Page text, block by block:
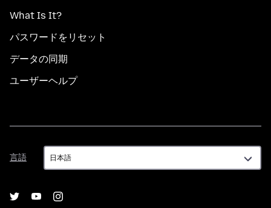
What Is It?
パスワードをリセット
データの同期
ユーザーヘルプ
言語
言
語